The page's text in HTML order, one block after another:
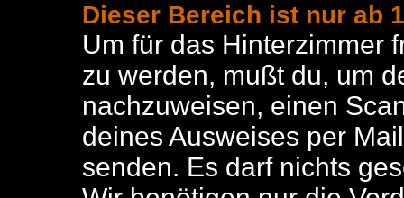
Dieser Bereich ist nur ab
Um für das Hinterzimmer
zu werden, mußt du, um
nachzuweisen, einen
deines Ausweises per
senden. Es darf nichts